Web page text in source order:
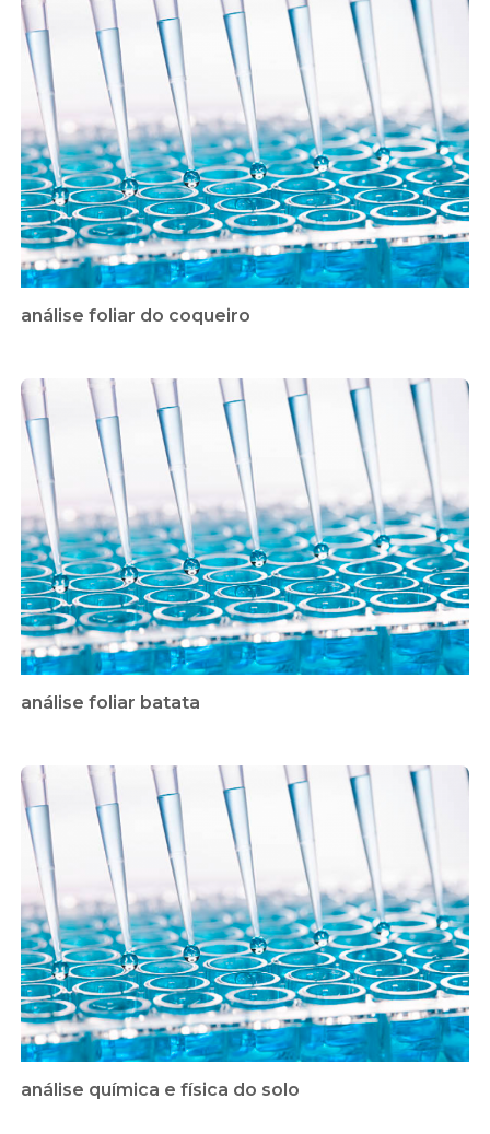
análise foliar do coqueiro
análise foliar batata
análise química e física do solo